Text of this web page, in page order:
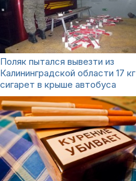
Поляк пытался вывезти из
Калининградской области 17 кг
сигарет в крыше автобуса